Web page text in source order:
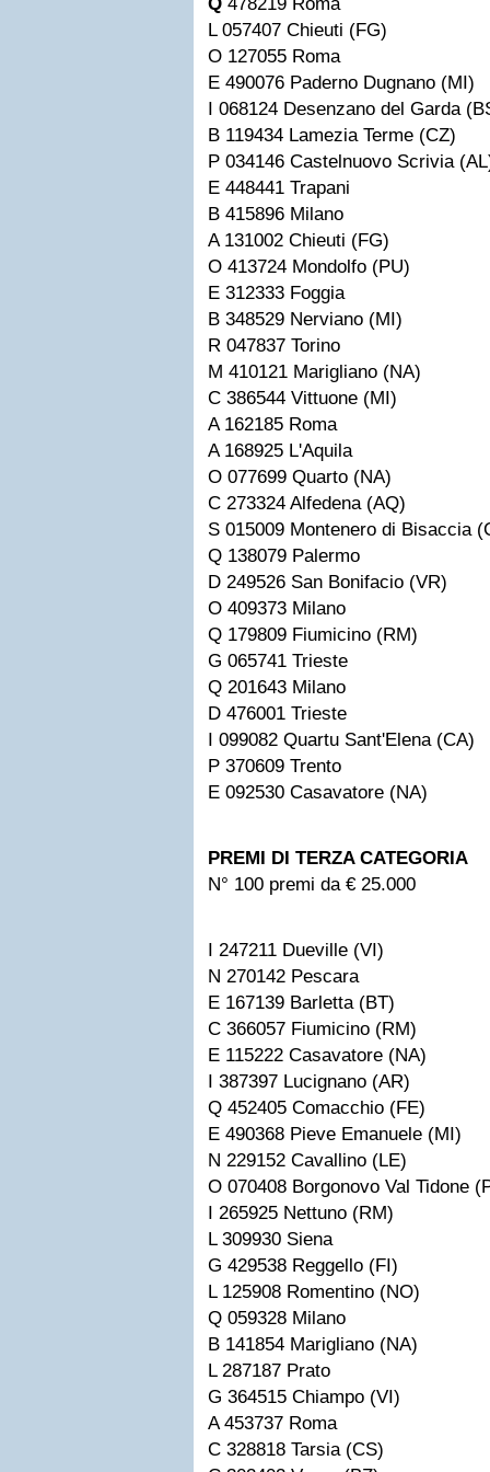
L 057407 Chieuti (FG)
O 127055 Roma
E 490076 Paderno Dugnano (MI)
I 068124 Desenzano del Garda
B 119434 Lamezia Terme (CZ)
P 034146 Castelnuovo Scrivia
E 448441 Trapani
B 415896 Milano
A 131002 Chieuti (FG)
O 413724 Mondolfo (PU)
E 312333 Foggia
B 348529 Nerviano (MI)
R 047837 Torino
M 410121 Marigliano (NA)
C 386544 Vittuone (MI)
A 162185 Roma
A 168925 L'Aquila
O 077699 Quarto (NA)
C 273324 Alfedena (AQ)
S 015009 Montenero di Bisaccia
Q 138079 Palermo
D 249526 San Bonifacio (VR)
O 409373 Milano
Q 179809 Fiumicino (RM)
G 065741 Trieste
Q 201643 Milano
D 476001 Trieste
I 099082 Quartu Sant'Elena (CA)
P 370609 Trento
E 092530 Casavatore (NA)
PREMI DI TERZA CATEGORIA
N° 100 premi da € 25.000
I 247211 Dueville (VI)
N 270142 Pescara
E 167139 Barletta (BT)
C 366057 Fiumicino (RM)
E 115222 Casavatore (NA)
I 387397 Lucignano (AR)
Q 452405 Comacchio (FE)
E 490368 Pieve Emanuele (MI)
N 229152 Cavallino (LE)
O 070408 Borgonovo Val Tidone
I 265925 Nettuno (RM)
L 309930 Siena
G 429538 Reggello (FI)
L 125908 Romentino (NO)
Q 059328 Milano
B 141854 Marigliano (NA)
L 287187 Prato
G 364515 Chiampo (VI)
A 453737 Roma
C 328818 Tarsia (CS)